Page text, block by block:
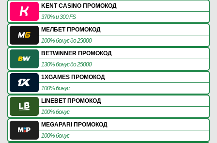
KENT CASINO ПРОМОКОД
370% и 300 FS
МЕЛБЕТ ПРОМОКОД
100% бонус до 25000
BETWINNER ПРОМОКОД
130% бонус до 25000
1XGAMES ПРОМОКОД
100% бонус
LINEBET ПРОМОКОД
100% бонус
MEGAPARI ПРОМОКОД
100% бонус